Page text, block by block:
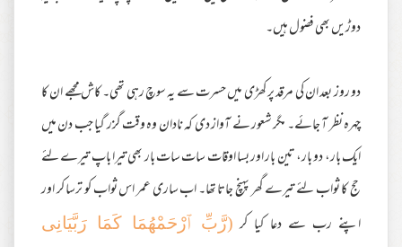
دوڑیں بھی فضول ہیں۔
دو روز بعد ان کی مرقد پر کھڑی میں حسرت سے یہ سوچ رہی تھی۔ کاش مجھے ان کا
چہرہ نظر آ جائے۔ مگر شعور نے آواز دی کہ نادان وہ وقت گزر گیا جب دن میں
ایک بار، دو بار، تین بار اور بسا اوقات سات سات بار بھی تیرا باپ تیرے لئے
حج کا ثواب لئے تیرے گھر پہنچ جاتا تھا۔ اب ساری عمر اس ثواب کو ترسا کر اور
اپنے رب سے دعا کیا کر (رَّ‌بِّ ٱرْ‌حَمْهُمَا كَمَا رَ‌بَّيَانِى